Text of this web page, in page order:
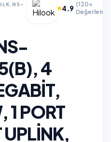
4.9 (120+
4
1 PORT